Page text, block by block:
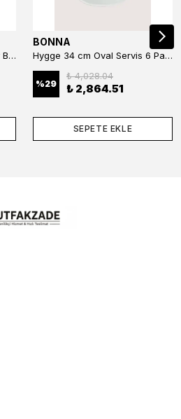
optimus mutfak supermıkser Bar Konteyner 6'lı 50×16×9 cm Kapaklı Polikarbon Organizer Bar & Kafe
BONNA
Hygge 34 cm Oval Servis 6 Parça
%29
₺ 4,028.04
₺ 2,864.51
SEPETE EKLE